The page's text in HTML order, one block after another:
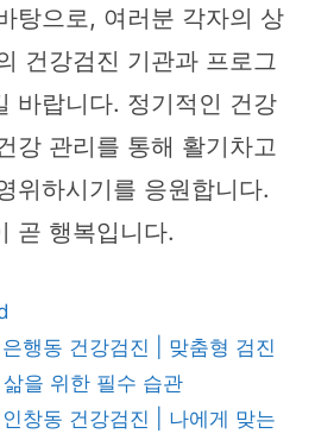
탕으로, 여러분 각자의 상
건강검진 기관과 프로그
바랍니다. 정기적인 건강
강 관리를 통해 활기차고
위하시기를 응원합니다.
곧 행복입니다.
행동 건강검진 | 맞춤형 검진
을 위한 필수 습관
창동 건강검진 | 나에게 맞는